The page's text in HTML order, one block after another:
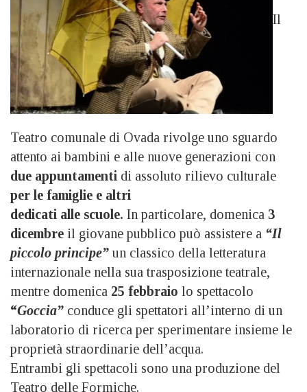
Il
Teatro comunale di Ovada rivolge uno sguardo
attento ai bambini e alle nuove generazioni con
due appuntamenti di assoluto rilievo culturale
per le famiglie e altri
dedicati alle scuole. In particolare, domenica 3
dicembre il giovane pubblico può assistere a “Il
piccolo principe” un classico della letteratura
internazionale nella sua trasposizione teatrale,
mentre domenica 25 febbraio lo spettacolo
“Goccia” conduce gli spettatori all’interno di un
laboratorio di ricerca per sperimentare insieme le
proprietà straordinarie dell’acqua.
Entrambi gli spettacoli sono una produzione del
Teatro delle Formiche.